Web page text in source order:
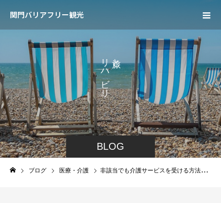
関門バリアフリー観光
BLOG
と
、
リ
ハ
ビ
リ
。
ブログ 医療・介護 非該当でも介護サービスを受ける方法「事業対象者」